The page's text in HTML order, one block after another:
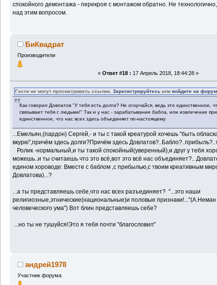
спокойного демонтажа - перекроя с монтажом обратно. Не
над этим вопросом.
БиКвадрат
Производители
« Ответ #18 : 17 Апрель 2018, 18:44:28 »
Гости не могут просматривать ссылки.Зарегистрируйтесь иливойдите на форум
Как говорил Довлатов "У тебя есть долги? Не огорчайся, ведь это единственное,
связывает тебя с людьми!" Так и у нас - зарабатывание бабла, или извлечение
единственное, что нас всех здесь объединяет по-настоящему
...Емельян,(пардон) Сергей,- и ты с такой креатурой хочешь "быть
вкурю",причём здесь долги?Причём здесь
Ролик -нормальный,и ты такой спокойный(уверенный),и друг у тебя
можешь..и ты считаешь что это всё,вот это всё нас объединяет?..
едином хороводе: Вместе с баблом ,с прибылью,с твоим креативным
Довлатова)...?
...а ты представляешь себе,что нас всех разъединяет? "...это наши
религиозные,этнические(национальные)и половые
человеческого ума") Вот блин представляешь себе?
...но ты не тушуйся!Это я тебя почти "благословил"
андрей1978
Участник форума